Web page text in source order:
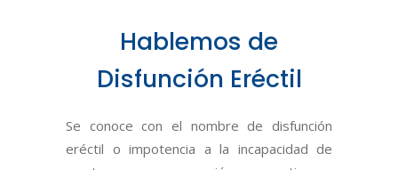
Hablemos de
Disfunción Eréctil
Se conoce con el nombre de disfunción
eréctil o impotencia a la incapacidad de